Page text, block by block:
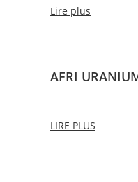
Lire plus
AFRI
LIRE PLUS